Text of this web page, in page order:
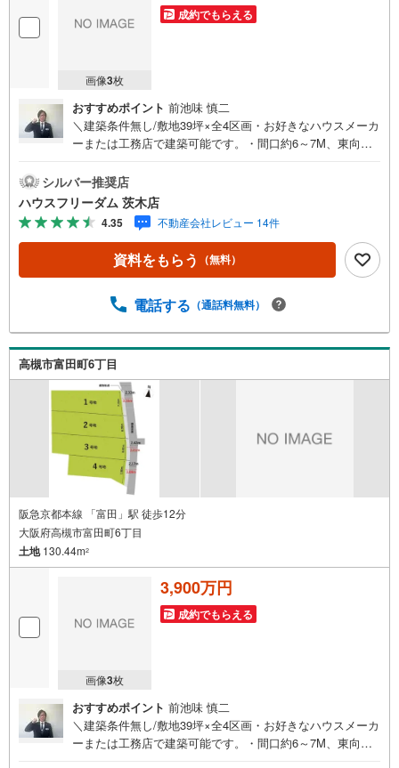
画像3枚
成約でもらえる
おすすめポイント 前池味 慎二
＼建築条件無し/敷地39坪×全4区画・お好きなハウスメーカ
ーまたは工務店で建築可能です。・間口約6～7M、東向き
≪*≫*≪*≫*≪*≫*≪*≫*≪*≫*≪*≫*≪現地見学のご予約、
物件詳細はお気軽にお問合せくださいハウスフリーダム茨
木店は店舗駐車場完備、キッズスペース・授乳室（エアコ
ン・空気清浄機設置）がございます・店内では物件情報を
常時1,000件以上公開中ご希望条件をお聞かせ頂けました
ら、閲覧用PCより非公開物件もご覧頂けます（フロアにキ
でも安心住宅購入のご検討中から購入後、または購入時期
てさらに分かりやすくご説明させて頂きます・お仕事帰り
など短時間の物件検索も可能です≫*≪*≫*≪*≫*≪*≫*≪*
≫*≪*≫*≪*≫*≪
シルバー推奨店
ハウスフリーダム 茨木店
4.35 不動産会社レビュー 14件
資料をもらう （無料）
電話する （通話料無料）
高槻市富田町6丁目
阪急京都本線 「富田」駅 徒歩12分
大阪府高槻市富田町6丁目
土地130.44m2
画像3枚
3,900万円
成約でもらえる
おすすめポイント 前池味 慎二
＼建築条件無し/敷地39坪×全4区画・お好きなハウスメーカ
ーまたは工務店で建築可能です。・間口約6～7M、東向き